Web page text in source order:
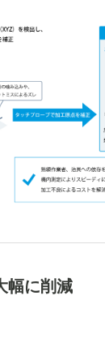
幅に削減